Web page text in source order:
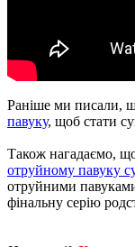
Раніше ми писали,
павуку, щоб стати
Також нагадаємо,
отруйному павуку
отруйними
фінальну серію